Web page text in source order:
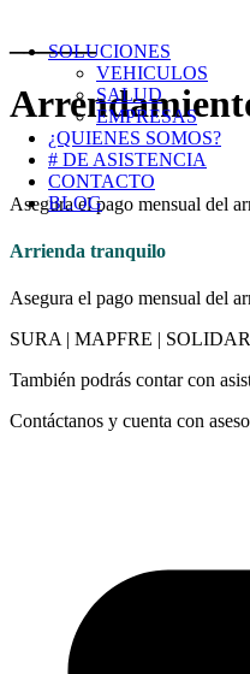
SOLUCIONES
VEHICULOS
SALUD
EMPRESAS
¿QUIENES SOMOS?
# DE ASISTENCIA
CONTACTO
BLOG
______
Asegura el pago mensual del
Arrienda tranquilo
Asegura el pago mensual del
SURA | MAPFRE |
También podrás contar con
Contáctanos y cuenta con